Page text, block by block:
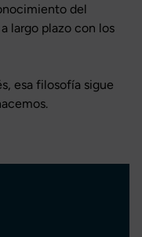
del
largo plazo con los
esa filosofía sigue